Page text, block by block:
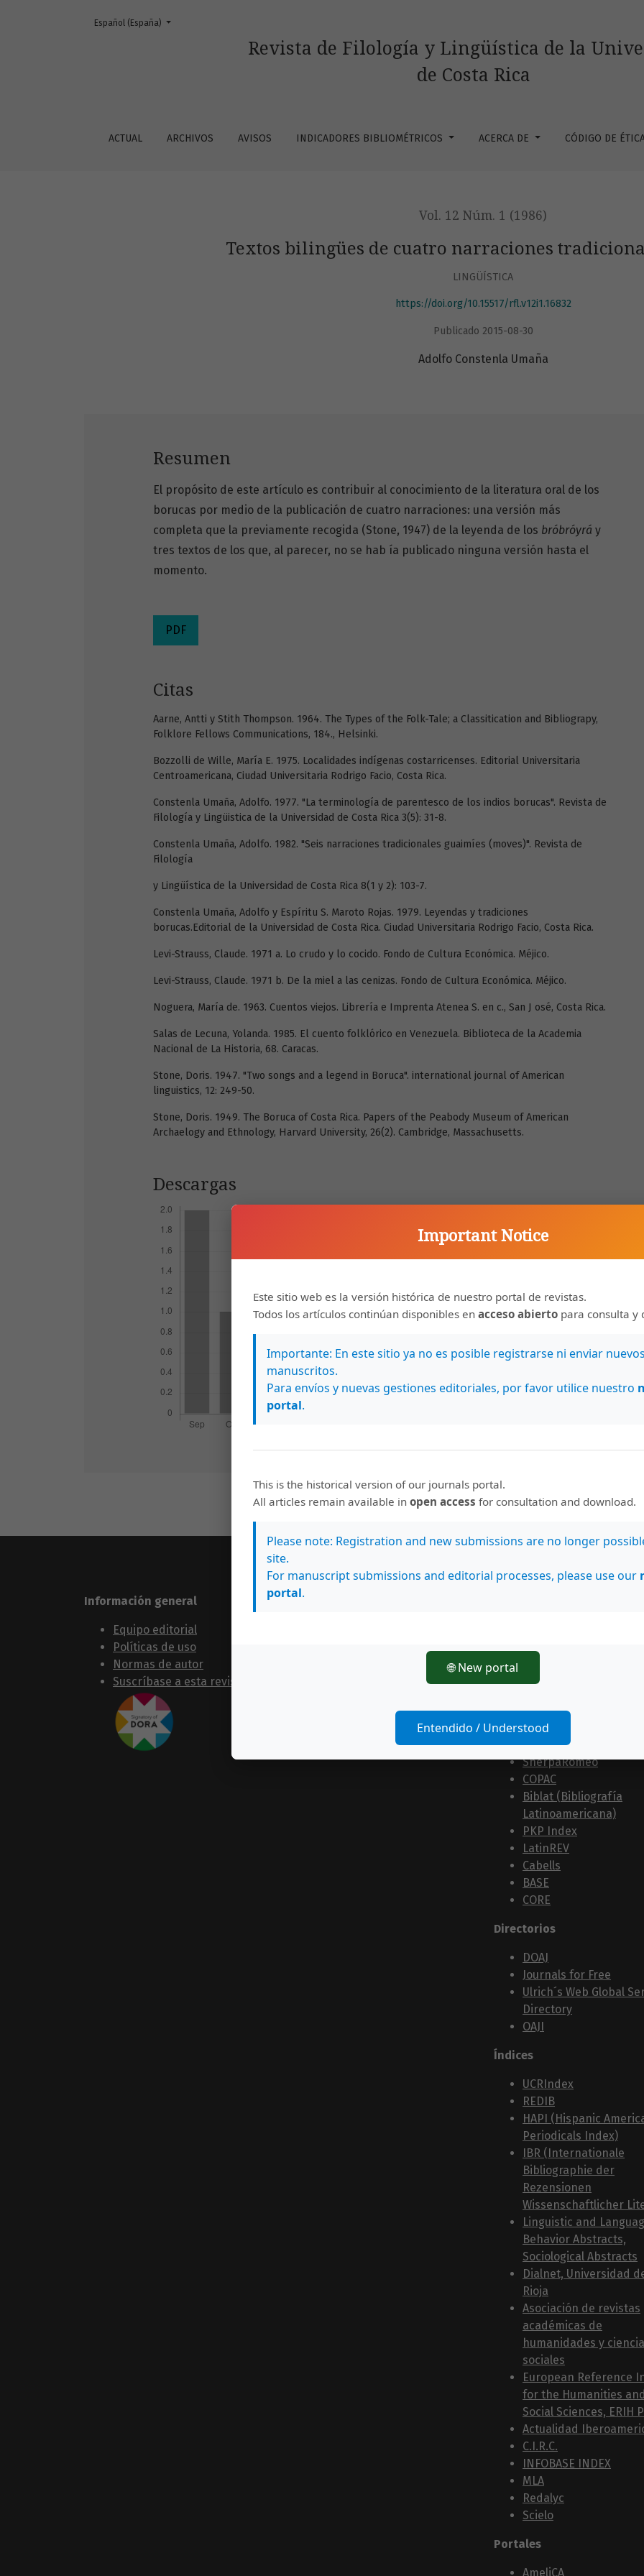
Textos bilingües de cuatro narraciones tradicionales borucas
Revista de Filología y Lingüística de la
de Costa Rica
ACTUAL ARCHIVOS AVISOS INDICADORES BIBLIOMÉTRICOS ACERCA DE CÓDIGO DE
Cambiar el idioma. El actual es:
Español (España)
Vol. 12 Núm. 1 (1986)
Textos bilingües de cuatro narraciones
LINGÜÍSTICA
https://doi.org/10.15517/rfl.v12i1.16832
Publicado 2015-08-30
Adolfo Constenla Umaña
Resumen
El propósito de este artículo es contribuir al conocimiento de la literatura oral de los
borucas por medio de la publicación de cuatro narraciones: una versión más
completa que la previamente recogida (Stone, 1947) de la leyenda de los bróbróyrá y
tres textos de los que, al parecer, no se hab ía publicado ninguna versión hasta el
momento.
PDF
Citas
Aarne, Antti y Stith Thompson. 1964. The Types of the Folk-Tale; a Classitication and Bibliograpy,
Folklore Fellows Communications, 184., Helsinki.
Bozzolli de Wille, María E. 1975. Localidades indígenas costarricenses. Editorial Universitaria
Centroamericana, Ciudad Universitaria Rodrigo Facio, Costa Rica.
Constenla Umaña, Adolfo. 1977. "La terminología de parentesco de los indios borucas". Revista de
Filología y Lingüistica de la Universidad de Costa Rica 3(5): 31-8.
Constenla Umaña, Adolfo. 1982. "Seis narraciones tradicionales guaimíes (moves)". Revista de
Filología
y Lingüística de la Universidad de Costa Rica 8(1 y 2): 103-7.
Constenla Umaña, Adolfo y Espíritu S. Maroto Rojas. 1979. Leyendas y tradiciones
borucas.Editorial de la Universidad de Costa Rica. Ciudad Universitaria Rodrigo Facio, Costa Rica.
Levi-Strauss, Claude. 1971 a. Lo crudo y lo cocido. Fondo de Cultura Económica. Méjico.
Levi-Strauss, Claude. 1971 b. De la miel a las cenizas. Fondo de Cultura Económica. Méjico.
Noguera, María de. 1963. Cuentos viejos. Librería e Imprenta Atenea S. en c., San J osé, Costa Rica.
Salas de Lecuna, Yolanda. 1985. El cuento folklórico en Venezuela. Biblioteca de la Academia
Nacional de La Historia, 68. Caracas.
Stone, Doris. 1947. "Two songs and a legend in Boruca". international journal of American
linguistics, 12: 249-50.
Stone, Doris. 1949. The Boruca of Costa Rica. Papers of the Peabody Museum of American
Archaelogy and Ethnology, Harvard University, 26(2). Cambridge, Massachusetts.
Descargas
Información general
Equipo editorial
Políticas de uso
Normas de autor
Suscríbase a esta revista
Síguenos en
Latindex
Latinoamericanas en
Ciencias Sociales y
Humanidades)
SherpaRomeo
COPAC
Biblat (Bibliografía
Latinoamericana)
PKP Index
LatinREV
Cabells
BASE
CORE
Directorios
DOAJ
Journals for Free
Ulrich´s Web Global
Directory
OAJI
Índices
UCRIndex
REDIB
HAPI (Hispanic
Periodicals Index)
IBR (Internationale
Bibliographie der
Rezensionen
Wissenschaftlicher
Linguistic and
Behavior Abstracts,
Sociological Abstracts
Dialnet, Universidad
Rioja
Asociación de revistas
académicas de
humanidades y
sociales
European Reference
for the Humanities
Social Sciences, ERIH
Actualidad
C.I.R.C.
INFOBASE INDEX
MLA
Redalyc
Scielo
Portales
AmeliCA
Important Notice
Este sitio web es la versión histórica de nuestro portal de revistas.
Todos los artículos continúan disponibles en acceso abierto para consulta y
Importante: En este sitio ya no es posible registrarse ni enviar
manuscritos.
Para envíos y nuevas gestiones editoriales, por favor utilice nuestro
portal.
This is the historical version of our journals portal.
All articles remain available in open access for consultation and download.
Please note: Registration and new submissions are no longer
site.
For manuscript submissions and editorial processes, please use our
portal.
🌐 New portal
Entendido / Understood